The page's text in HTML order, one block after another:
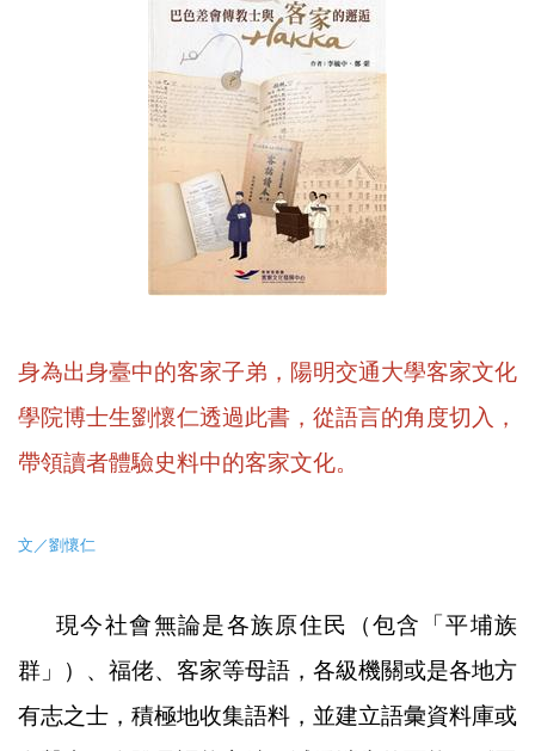
身為出身臺中的客家子弟，陽明交通大學客家文化
學院博士生劉懷仁透過此書，從語言的角度切入，
帶領讀者體驗史料中的客家文化。
文／劉懷仁
現今社會無論是各族原住民（包含「平埔族
群」）、福佬、客家等母語，各級機關或是各地方
有志之士，積極地收集語料，並建立語彙資料庫或